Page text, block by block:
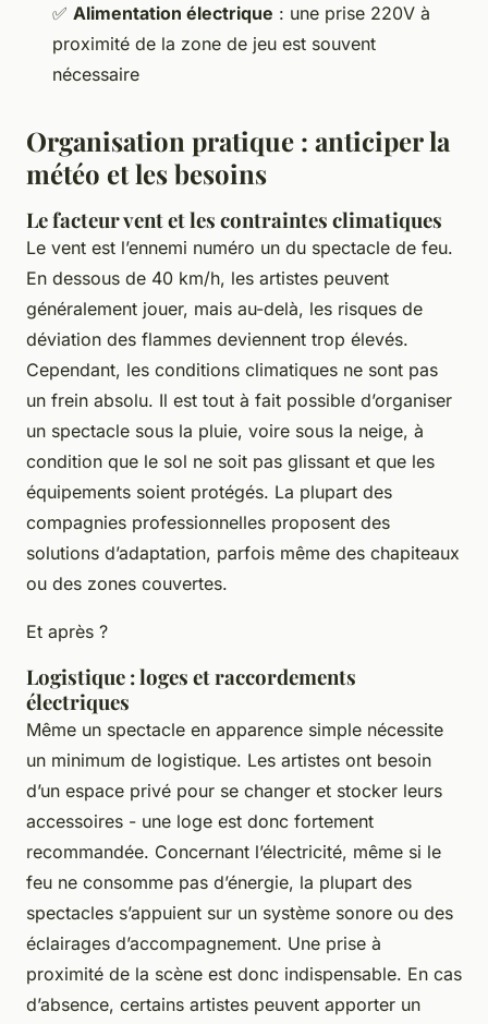
✅ Alimentation électrique : une prise 220V à
proximité de la zone de jeu est souvent
nécessaire
Organisation pratique : anticiper la
météo et les besoins
Le facteur vent et les contraintes climatiques
Le vent est l’ennemi numéro un du spectacle de feu.
En dessous de 40 km/h, les artistes peuvent
généralement jouer, mais au-delà, les risques de
déviation des flammes deviennent trop élevés.
Cependant, les conditions climatiques ne sont pas
un frein absolu. Il est tout à fait possible d’organiser
un spectacle sous la pluie, voire sous la neige, à
condition que le sol ne soit pas glissant et que les
équipements soient protégés. La plupart des
compagnies professionnelles proposent des
solutions d’adaptation, parfois même des chapiteaux
ou des zones couvertes.
Et après ?
Logistique : loges et raccordements
électriques
Même un spectacle en apparence simple nécessite
un minimum de logistique. Les artistes ont besoin
d’un espace privé pour se changer et stocker leurs
accessoires - une loge est donc fortement
recommandée. Concernant l’électricité, même si le
feu ne consomme pas d’énergie, la plupart des
spectacles s’appuient sur un système sonore ou des
éclairages d’accompagnement. Une prise à
proximité de la scène est donc indispensable. En cas
d’absence, certains artistes peuvent apporter un